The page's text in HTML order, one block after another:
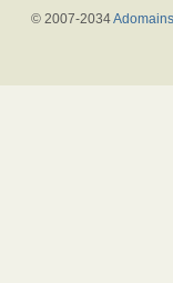
© 2007-2034